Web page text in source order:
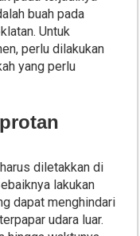
buah pada
Untuk
perlu dilakukan
yang perlu
diletakkan di
lakukan
dapat menghindari
udara luar.